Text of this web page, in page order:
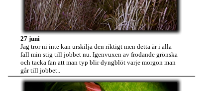
27 juni
Jag tror ni inte kan urskilja den riktigt men detta är i alla
fall min stig till jobbet nu. Igenvuxen av frodande grönska
och tacka fan att man typ blir dyngblöt varje morgon man
går till jobbet..